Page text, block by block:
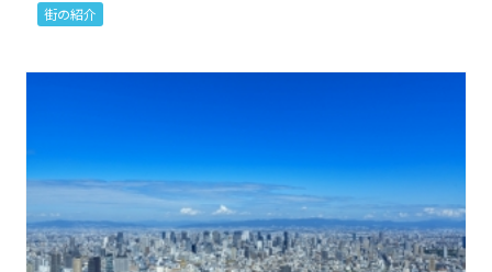
街の紹介